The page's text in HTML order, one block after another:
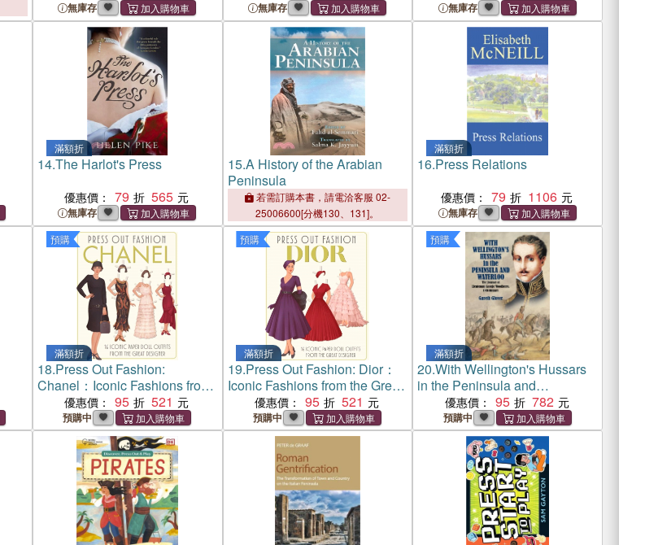
無庫存 無庫存 無庫存
滿額折
14.The Harlot's Press
優惠價： 79 565
無庫存
15.A History of the Arabian
Peninsula
若需訂購本書，請電洽客服 02-
25006600[分機130、131]。
滿額折
16.Press Relations
優惠價： 79 1106
無庫存
預購
滿額折
18.Press Out Fashion:
Chanel：Iconic Fashions from
the Great Designer
優惠價： 95 521
預購中
預購
滿額折
19.Press Out Fashion: Dior：
Iconic Fashions from the Great
Designer
優惠價： 95 521
預購中
預購
滿額折
20.With Wellington's Hussars
in the Peninsula and
Waterloo：The Journal of
Lieutenant George Woodberry,
18th Hussars
優惠價： 95 782
預購中